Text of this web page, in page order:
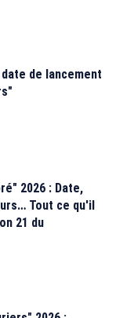
de lancement
2026 : Date,
Tout ce qu'il
21 du